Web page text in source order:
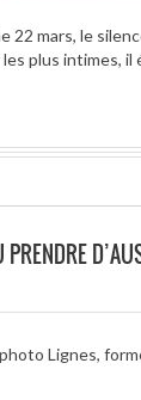
22 mars, le
plus intimes,
Lignes,